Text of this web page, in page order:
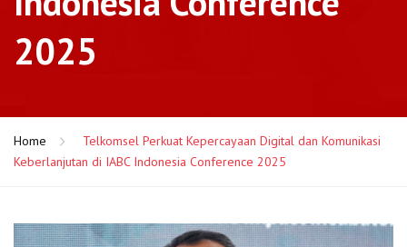
2025
Home
Telkomsel Perkuat Kepercayaan Digital dan Komunikasi
Keberlanjutan di IABC Indonesia Conference 2025